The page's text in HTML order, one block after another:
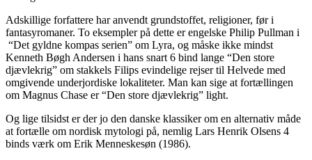
Adskillige forfattere har anvendt grundstoffet, religioner, før i
fantasyromaner. To eksempler på dette er engelske Philip Pullman i
“Det gyldne kompas serien” om Lyra, og måske ikke mindst
Kenneth Bøgh Andersen i hans snart 6 bind lange “Den store
djævlekrig” om stakkels Filips evindelige rejser til Helvede med
omgivende underjordiske lokaliteter. Man kan sige at fortællingen
om Magnus Chase er “Den store djævlekrig” light.
Og lige tilsidst er der jo den danske klassiker om en alternativ måde
at fortælle om nordisk mytologi på, nemlig Lars Henrik Olsens 4
binds værk om Erik Menneskesøn (1986).